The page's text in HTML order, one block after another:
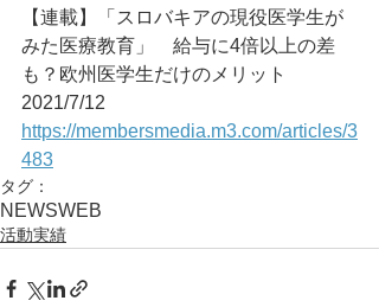
【連載】「スロバキアの現役医学生が
みた医療教育」　給与に4倍以上の差
も？欧州医学生だけのメリット
2021/7/12
https://membersmedia.m3.com/articles/3
483
タグ：
NEWSWEB
活動実績